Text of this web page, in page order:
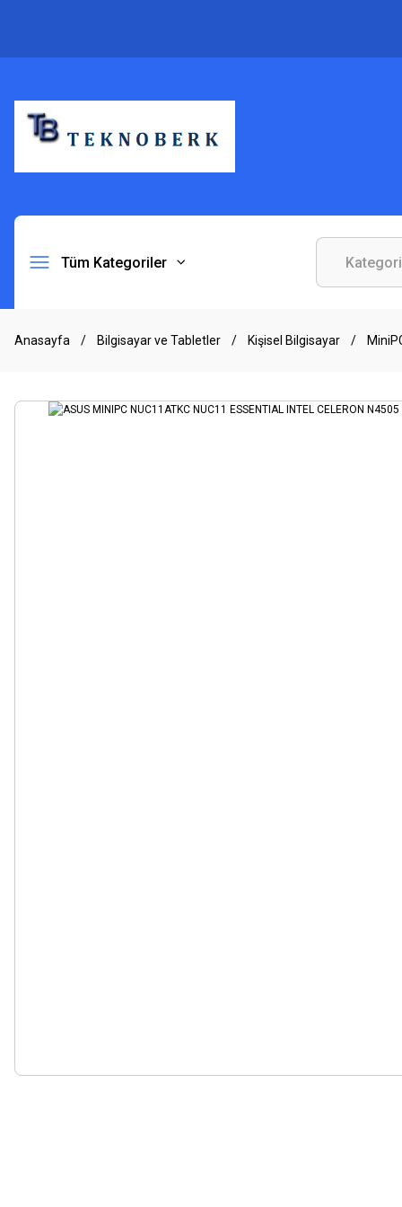
Tüm Kategoriler
Anasayfa Bilgisayar ve Tabletler Kişisel Bilgisayar